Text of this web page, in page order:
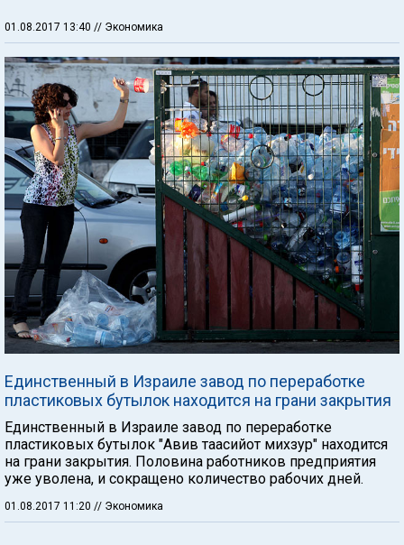
01.08.2017 13:40 // Экономика
Единственный в Израиле завод по переработке
пластиковых бутылок находится на грани закрытия
Единственный в Израиле завод по переработке
пластиковых бутылок "Авив таасийот михзур" находится
на грани закрытия. Половина работников предприятия
уже уволена, и сокращено количество рабочих дней.
01.08.2017 11:20 // Экономика